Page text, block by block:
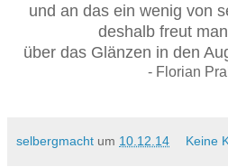
und an das ein wenig von
deshalb freut
über das Glänzen in den
- Florian
selbergmacht um 10.12.14 Keine